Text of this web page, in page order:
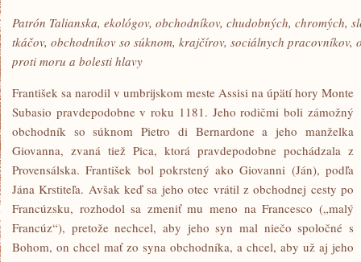
Patrón Talianska, ekológov, obchodníkov, chudobných, chromých,
tkáčov, obchodníkov so súknom, krajčírov, sociálnych pracovníkov,
proti moru a bolesti hlavy
František sa narodil v umbrijskom meste Assisi na úpätí hory Monte
Subasio pravdepodobne v roku 1181. Jeho rodičmi boli zámožný
obchodník so súknom Pietro di Bernardone a jeho manželka
Giovanna, zvaná tiež Pica, ktorá pravdepodobne pochádzala z
Provensálska. František bol pokrstený ako Giovanni (Ján), podľa
Jána Krstiteľa. Avšak keď sa jeho otec vrátil z obchodnej cesty po
Francúzsku, rozhodol sa zmeniť mu meno na Francesco („malý
Francúz“), pretože nechcel, aby jeho syn mal niečo spoločné s
Bohom, on chcel mať zo syna obchodníka, a chcel, aby už aj jeho